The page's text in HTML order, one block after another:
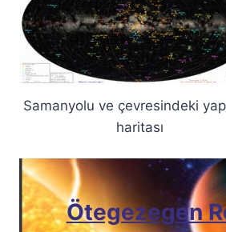
Samanyolu ve çevresindeki
haritası
Ötegezegen